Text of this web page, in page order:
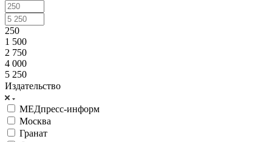
250
1 500
2 750
4 000
5 250
Издательство
МЕДпресс-информ
Москва
Гранат